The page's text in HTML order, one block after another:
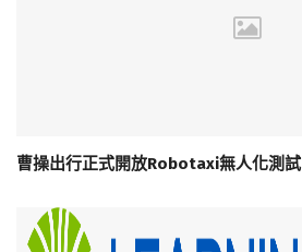
曹操出行正式開放Robotaxi無人化測試